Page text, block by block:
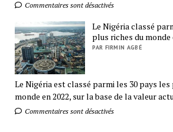
Commentaires sont désactivés
Le Nigéria classé
plus riches du monde
PAR FIRMIN AGBÉ
Le Nigéria est classé parmi les 30 pays
monde en 2022, sur la base de la valeur
Commentaires sont désactivés